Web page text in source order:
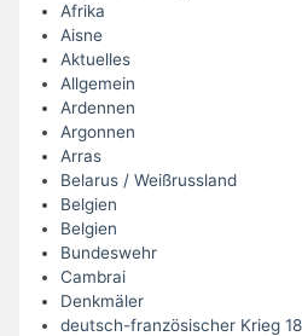
Afrika
Aisne
Aktuelles
Allgemein
Ardennen
Argonnen
Arras
Belarus / Weißrussland
Belgien
Belgien
Bundeswehr
Cambrai
Denkmäler
deutsch-französischer Krieg